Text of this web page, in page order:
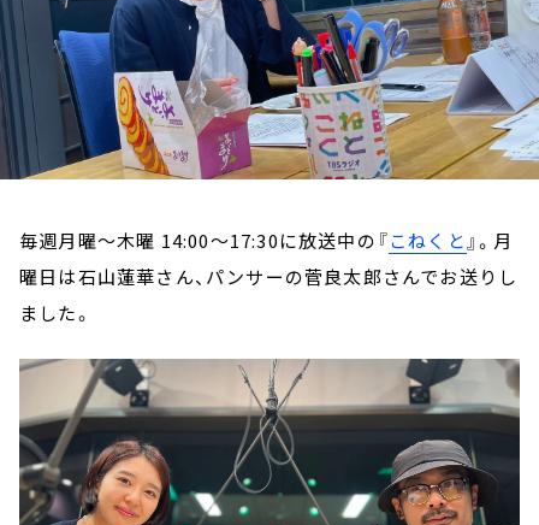
毎週月曜～木曜 14:00～17:30に放送中の『こねくと』。月
曜日は石山蓮華さん、パンサーの菅良太郎さんでお送りし
ました。